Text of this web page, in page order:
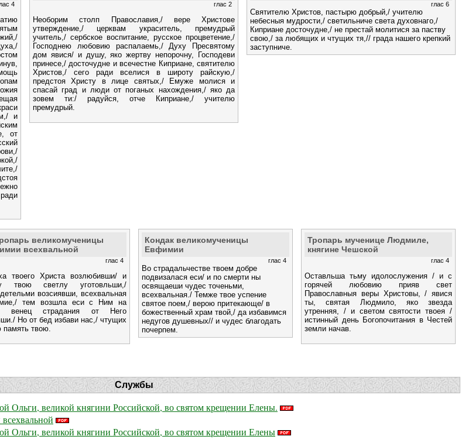
4
и
от
глас 2
Необорим столп Православия,/ вере Христове
утверждение,/ церквам украситель, премудрый
учитель,/ сербское воспитание, русское процветение,/
Господнею любовию распалаемь,/ Духу Пресвятому
дом явися/ и душу, яко жертву непорочну, Господеви
принесе,/ досточудне и всечестне Киприане, святителю
Христов,/ сего ради вселися в широту райскую,/
предстоя Христу в лице святых,/ Емуже молися и
спасай град и люди от поганых нахождения,/ яко да
зовем ти:/ радуйся, отче Киприане,/ учителю
премудрый.
глас 6
Святителю Христов, пастырю добрый,/ учителю
небесныя мудрости,/ светильниче света духовнаго,/
Киприане досточудне,/ не престай молитися за паству
свою,/ за любящих и чтущих тя,// града нашего крепкий
заступниче.
великомученицы
всехвальной
глас 4
твоего Христа возлюбивши/ и
твою светлу уготовльши,/
возсиявши, всехвальная
тем возшла еси с Ним на
венец страдания от Него
Но от бед избави нас,/ чтущих
память твою.
Кондак великомученицы
Евфимии
глас 4
Во страдальчестве твоем добре
подвизалася еси/ и по смерти ны
освящаеши чудес точеньми,
всехвальная./ Темже твое успение
святое поем,/ верою притекающе/ в
божественный храм твой,/ да избавимся
недугов душевных// и чудес благодать
почерпем.
Тропарь мученице Людмиле,
княгине Чешской
глас 4
Оставльша тьму идолослужения / и с
горячей любовию прияв свет
Православныя веры Христовы, / явися
ты, святая Людмило, яко звезда
утренняя, / и светом святости твоея /
истинный день Богопочитания в Честей
земли начав.
Службы
Ольги, великой княгини Российской, во святом крещении Елены.
Ольги, великой княгини Российской, во святом крещении Елены